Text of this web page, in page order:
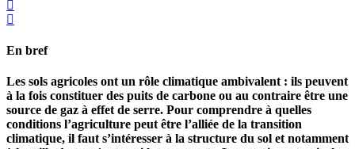
En bref
Les sols agricoles ont un rôle climatique ambivalent : ils peuvent
à la fois constituer des puits de carbone ou au contraire être une
source de gaz à effet de serre. Pour comprendre à quelles
conditions l’agriculture peut être l’alliée de la transition
climatique, il faut s’intéresser à la structure du sol et notamment